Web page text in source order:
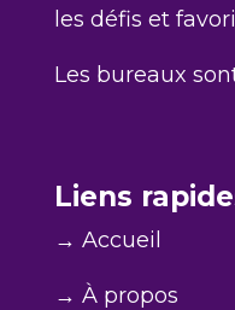
les défis et
Les bureaux
Liens
→ Accueil
→ À propos